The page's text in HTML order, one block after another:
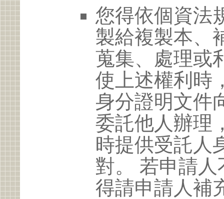
您得依個資法
製給複製本、
蒐集、處理或
使上述權利時
身分證明文件
委託他人辦理
時提供受託人
對。 若申請
得請申請人補